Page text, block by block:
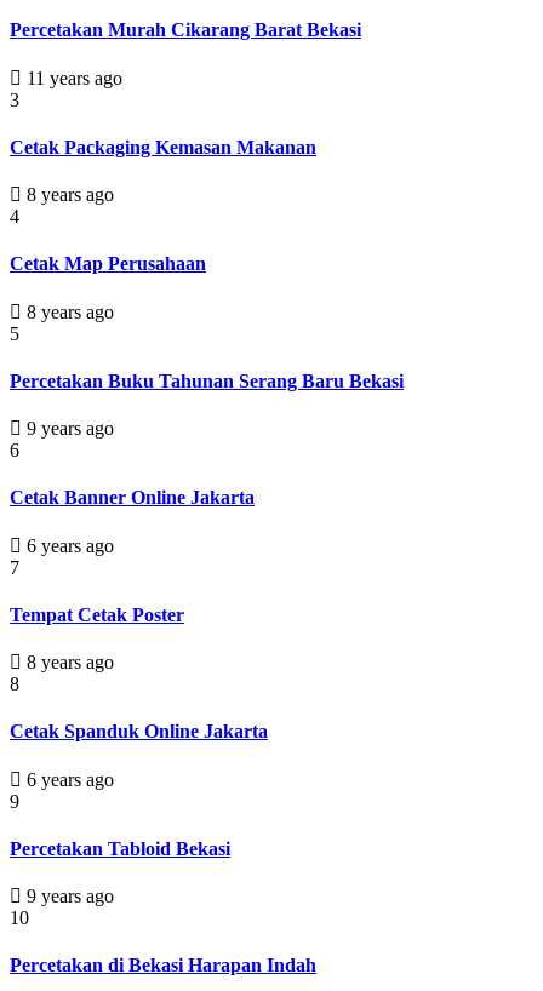
Percetakan Murah Cikarang Barat Bekasi
11 years ago
3
Cetak Packaging Kemasan Makanan
8 years ago
4
Cetak Map Perusahaan
8 years ago
5
Percetakan Buku Tahunan Serang Baru Bekasi
9 years ago
6
Cetak Banner Online Jakarta
6 years ago
7
Tempat Cetak Poster
8 years ago
8
Cetak Spanduk Online Jakarta
6 years ago
9
Percetakan Tabloid Bekasi
9 years ago
10
Percetakan di Bekasi Harapan Indah